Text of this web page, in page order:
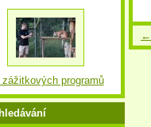
←
zážitkových programů